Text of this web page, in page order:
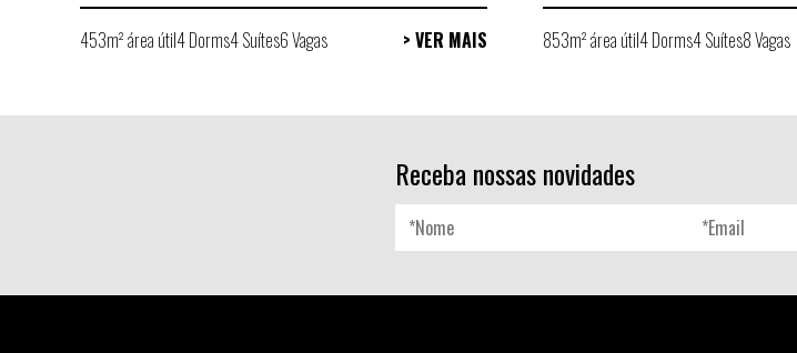
453m² área útil4 Dorms4 Suítes6 Vagas > VER MAIS 853m² área útil4 Dorms4 Suítes8 Vagas
Receba nossas novidades